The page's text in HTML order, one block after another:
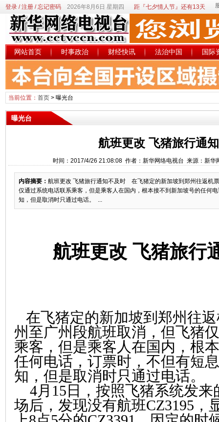
登录/注册/忘记密码 2026年8月6日 星期四 距『七夕情人节』还有13天
网站首页 时事政治 财经快讯 法治中国 国际
当前位置： 首页> 曝光台
曝光台
航班更改 飞猪旅行通
时间：2017/4/26 21:08:08 作者：新华网络电视台 来源：新
内容摘要： 航班更改 飞猪旅行通知不及时 在飞猪定的新加坡到郑州往返机
仅通过系统电话联系乘客，但是乘客人在国内，根本接不到新加坡号的任何
知，但是取消时只通过电话。 ...
航班更改 飞猪旅行
在飞猪定的新加坡到郑州往
州至广州段航班取消，但飞猪
乘客，但是乘客人在国内，根
任何电话，订票时，不但有短
知，但是取消时只通过电话。
4月15日，按照飞猪系统发来
场后，发现没有航班CZ3195，